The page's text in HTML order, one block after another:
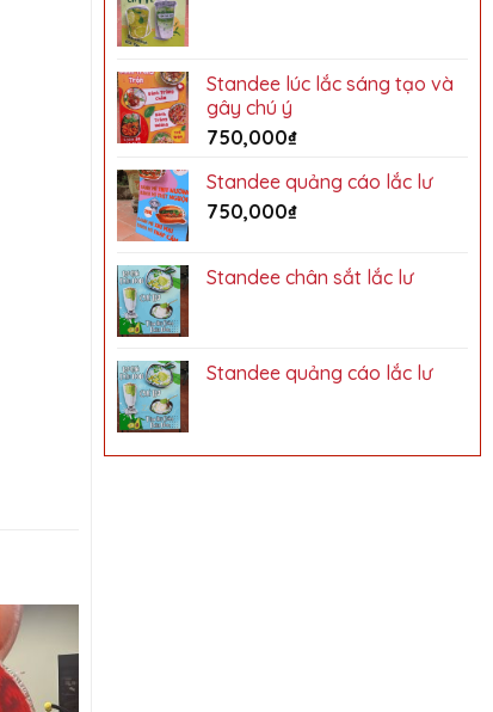
Standee lúc lắc sáng tạo và
gây chú ý
750,000₫
Standee quảng cáo lắc lư
750,000₫
Standee chân sắt lắc lư
Standee quảng cáo lắc lư